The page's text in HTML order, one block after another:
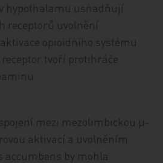
hypothalamu usnadňují
receptorů uvolnění
opioidního systému
tvoří protihráče
mezi mezolimbickou µ-
aktivací a uvolněním
accumbens by mohla